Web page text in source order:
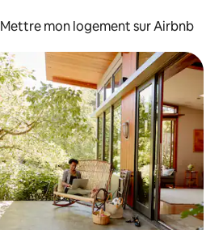
Mettre mon logement sur Airbnb